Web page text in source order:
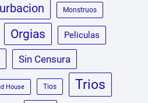
Monstruos
Orgias Peliculas
Sin Censura
House Tios Trios